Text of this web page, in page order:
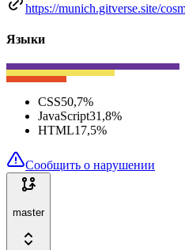
https://munich.gitverse.site/
Языки
CSS50,7%
JavaScript31,8%
HTML17,5%
Сообщить о нарушении
master